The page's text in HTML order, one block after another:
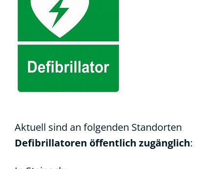
Aktuell sind an folgenden Standorten
Defibrillatoren öffentlich zugänglich: